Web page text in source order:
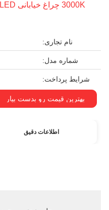
نام تجاری:
شماره مدل:
شرایط پرداخت:
بهترین قیمت رو بدست بیار
اطلاعات دقیق